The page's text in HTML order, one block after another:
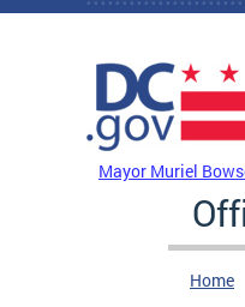
Skip to main content
Mayor Muriel
Home